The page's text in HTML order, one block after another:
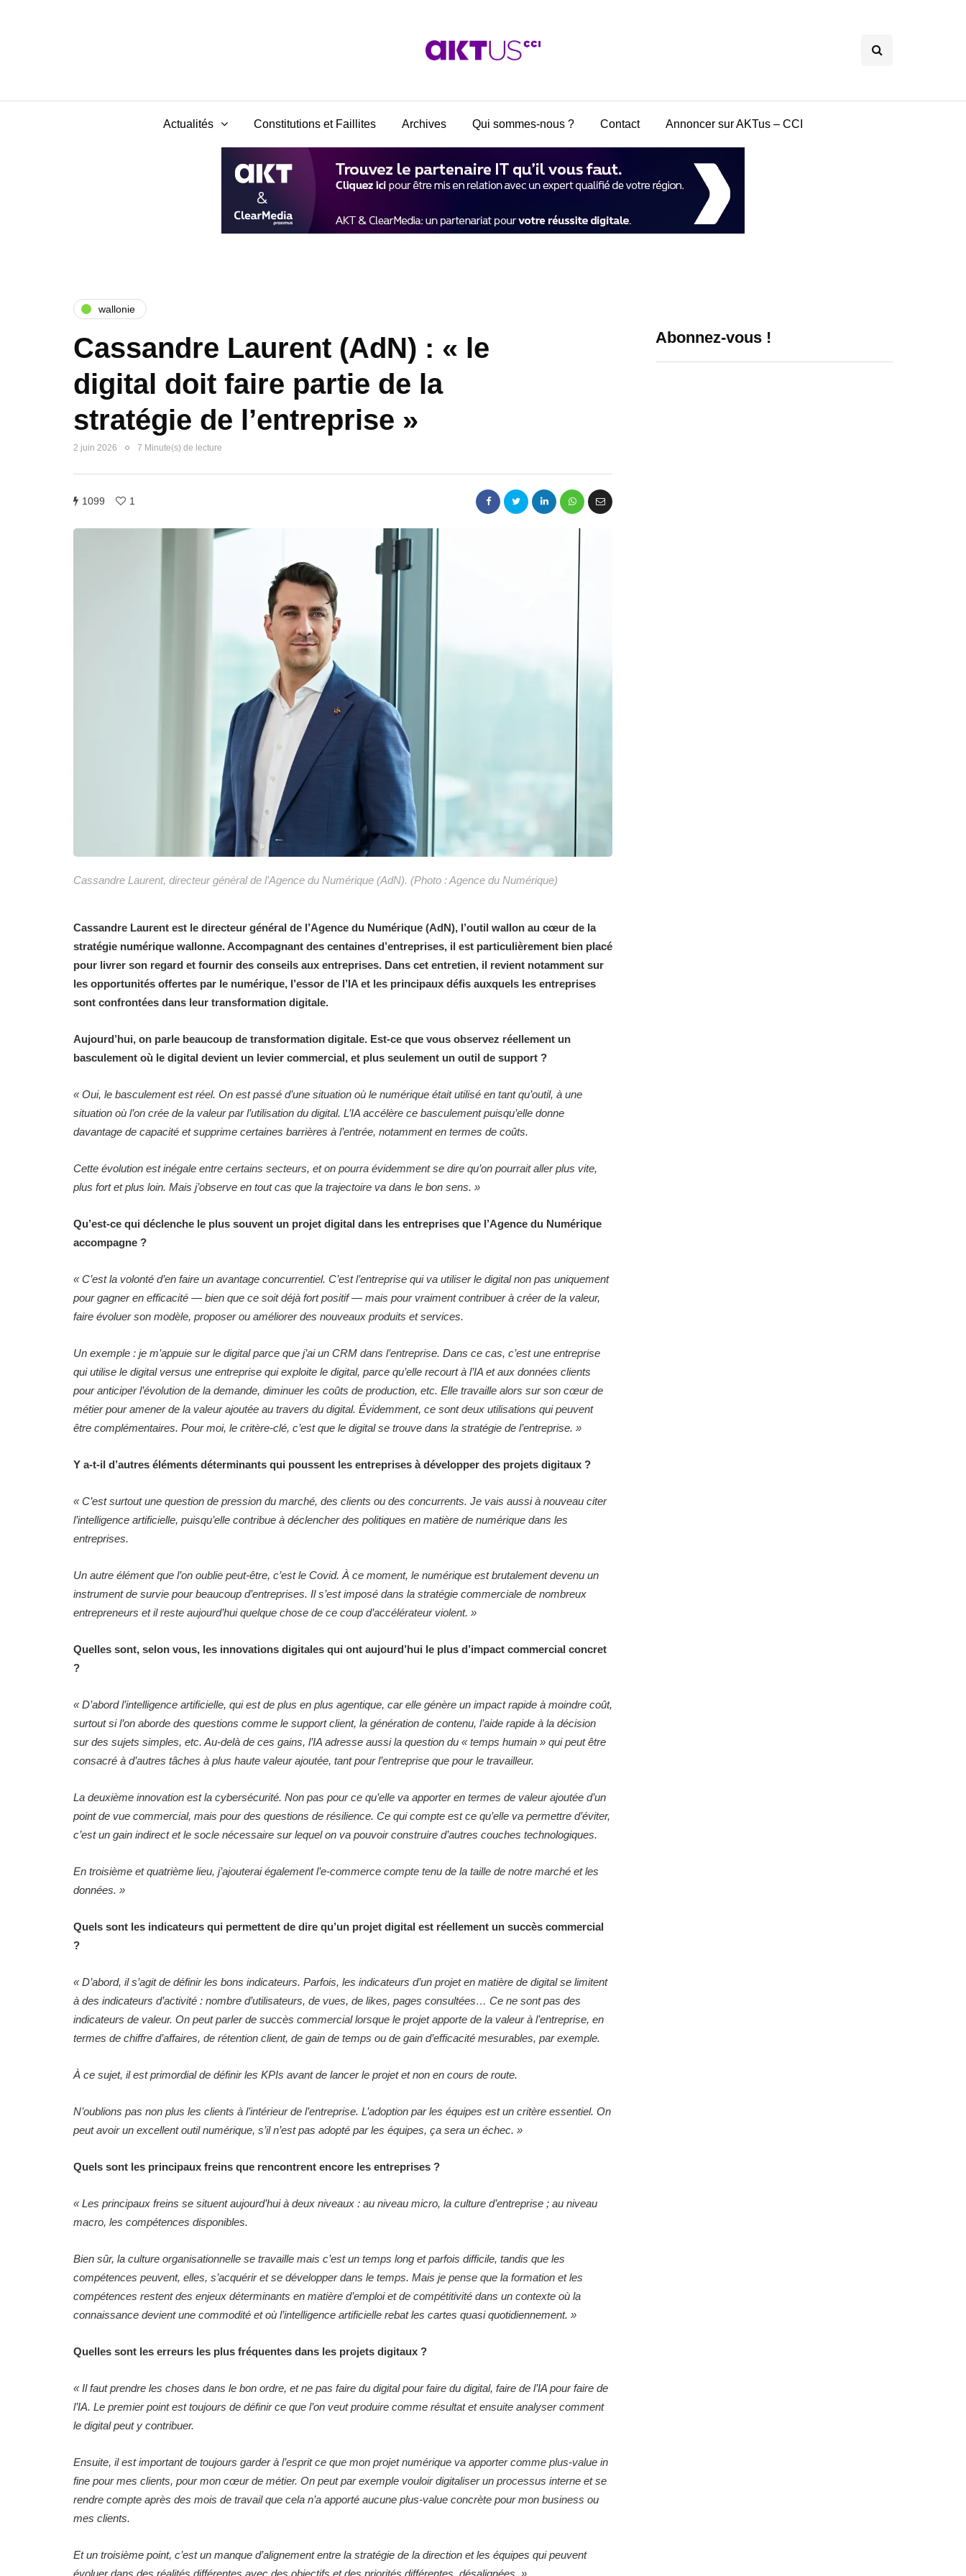
Actualités Constitutions et Faillites Archives Qui sommes-nous ? Contact Annoncer sur AKTus – CCI
wallonie
Cassandre Laurent (AdN) : « le
digital doit faire partie de la
stratégie de l’entreprise »
2 juin 2026 7 Minute(s) de lecture
1099 1
Cassandre Laurent, directeur général de l’Agence du Numérique (AdN). (Photo : Agence du Numérique)
Cassandre Laurent est le directeur général de l’Agence du Numérique (AdN), l’outil wallon au cœur de la
stratégie numérique wallonne. Accompagnant des centaines d’entreprises, il est particulièrement bien placé
pour livrer son regard et fournir des conseils aux entreprises. Dans cet entretien, il revient notamment sur
les opportunités offertes par le numérique, l’essor de l’IA et les principaux défis auxquels les entreprises
sont confrontées dans leur transformation digitale.
Aujourd’hui, on parle beaucoup de transformation digitale. Est-ce que vous observez réellement un
basculement où le digital devient un levier commercial, et plus seulement un outil de support ?
« Oui, le basculement est réel. On est passé d’une situation où le numérique était utilisé en tant qu’outil, à une
situation où l’on crée de la valeur par l’utilisation du digital. L’IA accélère ce basculement puisqu’elle donne
davantage de capacité et supprime certaines barrières à l’entrée, notamment en termes de coûts.
Cette évolution est inégale entre certains secteurs, et on pourra évidemment se dire qu’on pourrait aller plus vite,
plus fort et plus loin. Mais j’observe en tout cas que la trajectoire va dans le bon sens. »
Qu’est-ce qui déclenche le plus souvent un projet digital dans les entreprises que l’Agence du Numérique
accompagne ?
« C’est la volonté d’en faire un avantage concurrentiel. C’est l’entreprise qui va utiliser le digital non pas uniquement
pour gagner en efficacité — bien que ce soit déjà fort positif — mais pour vraiment contribuer à créer de la valeur,
faire évoluer son modèle, proposer ou améliorer des nouveaux produits et services.
Un exemple : je m’appuie sur le digital parce que j’ai un CRM dans l’entreprise. Dans ce cas, c’est une entreprise
qui utilise le digital versus une entreprise qui exploite le digital, parce qu’elle recourt à l’IA et aux données clients
pour anticiper l’évolution de la demande, diminuer les coûts de production, etc. Elle travaille alors sur son cœur de
métier pour amener de la valeur ajoutée au travers du digital. Évidemment, ce sont deux utilisations qui peuvent
être complémentaires. Pour moi, le critère-clé, c’est que le digital se trouve dans la stratégie de l’entreprise. »
Y a-t-il d’autres éléments déterminants qui poussent les entreprises à développer des projets digitaux ?
« C’est surtout une question de pression du marché, des clients ou des concurrents. Je vais aussi à nouveau citer
l’intelligence artificielle, puisqu’elle contribue à déclencher des politiques en matière de numérique dans les
entreprises.
Un autre élément que l’on oublie peut-être, c’est le Covid. À ce moment, le numérique est brutalement devenu un
instrument de survie pour beaucoup d’entreprises. Il s’est imposé dans la stratégie commerciale de nombreux
entrepreneurs et il reste aujourd’hui quelque chose de ce coup d’accélérateur violent. »
Quelles sont, selon vous, les innovations digitales qui ont aujourd’hui le plus d’impact commercial concret
?
« D’abord l’intelligence artificielle, qui est de plus en plus agentique, car elle génère un impact rapide à moindre coût,
surtout si l’on aborde des questions comme le support client, la génération de contenu, l’aide rapide à la décision
sur des sujets simples, etc. Au-delà de ces gains, l’IA adresse aussi la question du « temps humain » qui peut être
consacré à d’autres tâches à plus haute valeur ajoutée, tant pour l’entreprise que pour le travailleur.
La deuxième innovation est la cybersécurité. Non pas pour ce qu’elle va apporter en termes de valeur ajoutée d’un
point de vue commercial, mais pour des questions de résilience. Ce qui compte est ce qu’elle va permettre d’éviter,
c’est un gain indirect et le socle nécessaire sur lequel on va pouvoir construire d’autres couches technologiques.
En troisième et quatrième lieu, j’ajouterai également l’e-commerce compte tenu de la taille de notre marché et les
données. »
Quels sont les indicateurs qui permettent de dire qu’un projet digital est réellement un succès commercial
?
« D’abord, il s’agit de définir les bons indicateurs. Parfois, les indicateurs d’un projet en matière de digital se limitent
à des indicateurs d’activité : nombre d’utilisateurs, de vues, de likes, pages consultées… Ce ne sont pas des
indicateurs de valeur. On peut parler de succès commercial lorsque le projet apporte de la valeur à l’entreprise, en
termes de chiffre d’affaires, de rétention client, de gain de temps ou de gain d’efficacité mesurables, par exemple.
À ce sujet, il est primordial de définir les KPIs avant de lancer le projet et non en cours de route.
N’oublions pas non plus les clients à l’intérieur de l’entreprise. L’adoption par les équipes est un critère essentiel. On
peut avoir un excellent outil numérique, s’il n’est pas adopté par les équipes, ça sera un échec. »
Quels sont les principaux freins que rencontrent encore les entreprises ?
« Les principaux freins se situent aujourd’hui à deux niveaux : au niveau micro, la culture d’entreprise ; au niveau
macro, les compétences disponibles.
Bien sûr, la culture organisationnelle se travaille mais c’est un temps long et parfois difficile, tandis que les
compétences peuvent, elles, s’acquérir et se développer dans le temps. Mais je pense que la formation et les
compétences restent des enjeux déterminants en matière d’emploi et de compétitivité dans un contexte où la
connaissance devient une commodité et où l’intelligence artificielle rebat les cartes quasi quotidiennement. »
Quelles sont les erreurs les plus fréquentes dans les projets digitaux ?
« Il faut prendre les choses dans le bon ordre, et ne pas faire du digital pour faire du digital, faire de l’IA pour faire de
l’IA. Le premier point est toujours de définir ce que l’on veut produire comme résultat et ensuite analyser comment
le digital peut y contribuer.
Ensuite, il est important de toujours garder à l’esprit ce que mon projet numérique va apporter comme plus-value in
fine pour mes clients, pour mon cœur de métier. On peut par exemple vouloir digitaliser un processus interne et se
rendre compte après des mois de travail que cela n’a apporté aucune plus-value concrète pour mon business ou
mes clients.
Et un troisième point, c’est un manque d’alignement entre la stratégie de la direction et les équipes qui peuvent
évoluer dans des réalités différentes avec des objectifs et des priorités différentes, désalignées. »
Abonnez-vous !